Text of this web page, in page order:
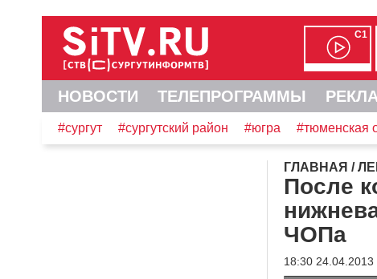
С1
НОВОСТИ ТЕЛЕПРОГРАММЫ
#сургут #сургутский район #югра #тюменская
ГЛАВНАЯ /
После
ЧОПа
18:30 24.04.2013